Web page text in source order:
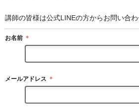
講師の皆様は公式LINEの方からお問い合わ
お名前 ＊
メールアドレス ＊